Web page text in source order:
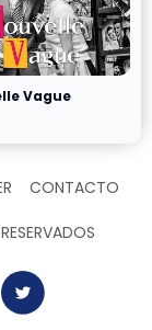
Vague
CONTACTO